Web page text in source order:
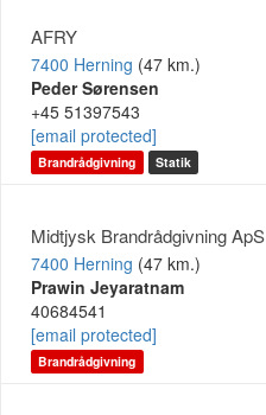
AFRY
7400 Herning (47 km.)
Peder Sørensen
+45 51397543
[email protected]
Brandrådgivning Statik
Midtjysk Brandrådgivning ApS
7400 Herning (47 km.)
Prawin Jeyaratnam
40684541
[email protected]
Brandrådgivning